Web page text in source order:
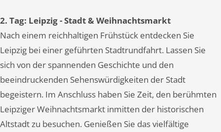
2. Tag: Leipzig - Stadt & Weihnachtsmarkt
Nach einem reichhaltigen Frühstück entdecken Sie
Leipzig bei einer geführten Stadtrundfahrt. Lassen Sie
sich von der spannenden Geschichte und den
beeindruckenden Sehenswürdigkeiten der Stadt
begeistern. Im Anschluss haben Sie Zeit, den berühmten
Leipziger Weihnachtsmarkt inmitten der historischen
Altstadt zu besuchen. Genießen Sie das vielfältige